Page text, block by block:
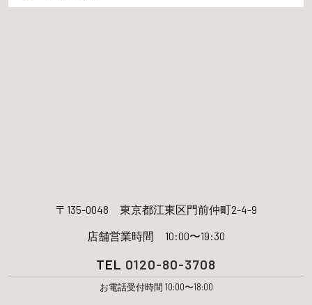
〒135-0048 東京都江東区門前仲町2-4-9
店舗営業時間 10:00〜19:30
TEL 0120-80-3708
お電話受付時間 10:00〜18:00